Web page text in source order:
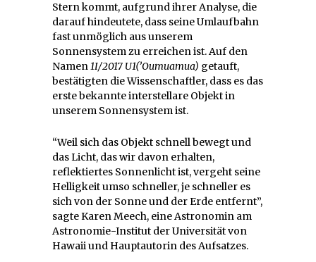
Stern kommt, aufgrund ihrer Analyse, die
darauf hindeutete, dass seine Umlaufbahn
fast unmöglich aus unserem
Sonnensystem zu erreichen ist. Auf den
Namen1I/2017 U1(’Oumuamua) getauft,
bestätigten die Wissenschaftler, dass es das
erste bekannte interstellare Objekt in
unserem Sonnensystem ist.
“Weil sich das Objekt schnell bewegt und
das Licht, das wir davon erhalten,
reflektiertes Sonnenlicht ist, vergeht seine
Helligkeit umso schneller, je schneller es
sich von der Sonne und der Erde entfernt”,
sagte Karen Meech, eine Astronomin am
Astronomie-Institut der Universität von
Hawaii und Hauptautorin des Aufsatzes.